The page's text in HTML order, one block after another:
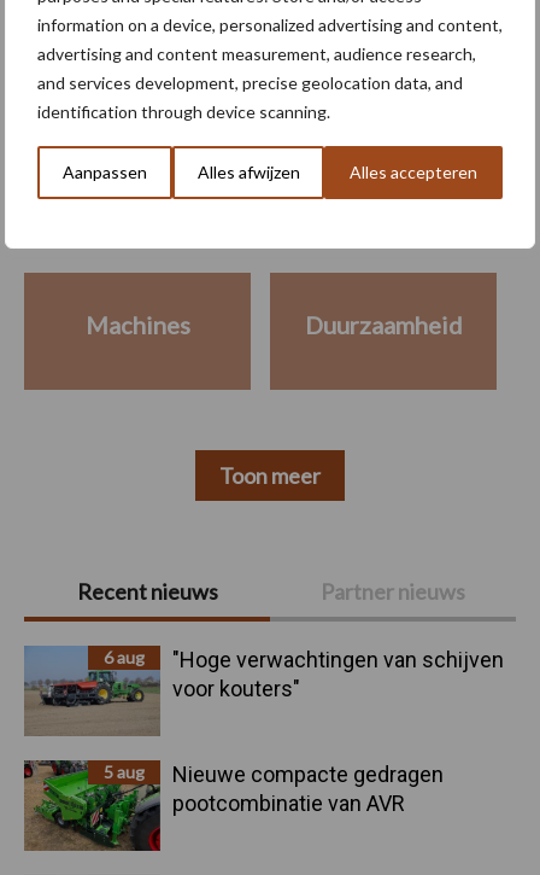
information on a device, personalized advertising and content,
advertising and content measurement, audience research,
and services development, precise geolocation data, and
identification through device scanning.
Aanpassen Alles afwijzen Alles accepteren
Primaire
Sidebar
Recent nieuws Partner nieuws
6 aug
"Hoge verwachtingen van schijven
voor kouters"
5 aug
Nieuwe compacte gedragen
pootcombinatie van AVR
Meer lezen over:
Maak uw keuze
Machines Duurzaamheid
Toon meer